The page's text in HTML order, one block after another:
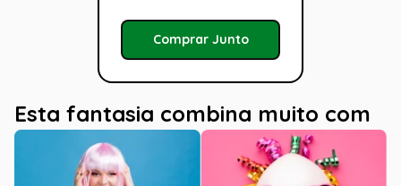
Comprar Junto
Esta fantasia combina muito com